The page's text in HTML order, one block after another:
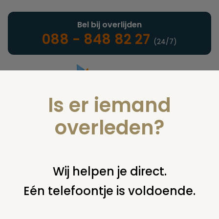
Landelijke uitvaartonderneming
Bel bij overlijden
088 - 848 82 27 (24/7)
U bent hier: home juridisch begraven opgraven en
cremeren na begraving
Is er iemand
overleden?
Wij helpen je direct.
Eén telefoontje is voldoende.